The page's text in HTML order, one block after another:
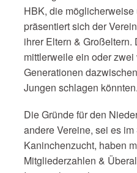
HBK, die
präsentiert sich der
ihrer Eltern & Großeltern.
mittlerweile ein oder
Generationen
Jungen schlagen könnten.
Die Gründe für den
andere Vereine, sei es
Kaninchenzucht, haben
Mitgliederzahlen &